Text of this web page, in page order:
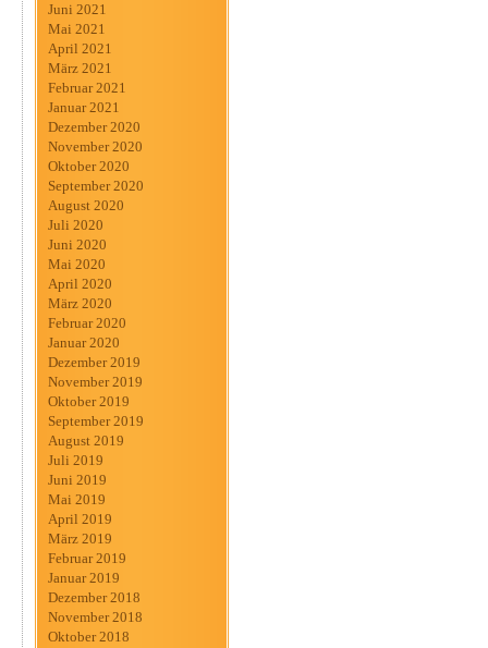
Juni 2021
Mai 2021
April 2021
März 2021
Februar 2021
Januar 2021
Dezember 2020
November 2020
Oktober 2020
September 2020
August 2020
Juli 2020
Juni 2020
Mai 2020
April 2020
März 2020
Februar 2020
Januar 2020
Dezember 2019
November 2019
Oktober 2019
September 2019
August 2019
Juli 2019
Juni 2019
Mai 2019
April 2019
März 2019
Februar 2019
Januar 2019
Dezember 2018
November 2018
Oktober 2018